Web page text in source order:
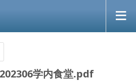
学内食堂.pdf